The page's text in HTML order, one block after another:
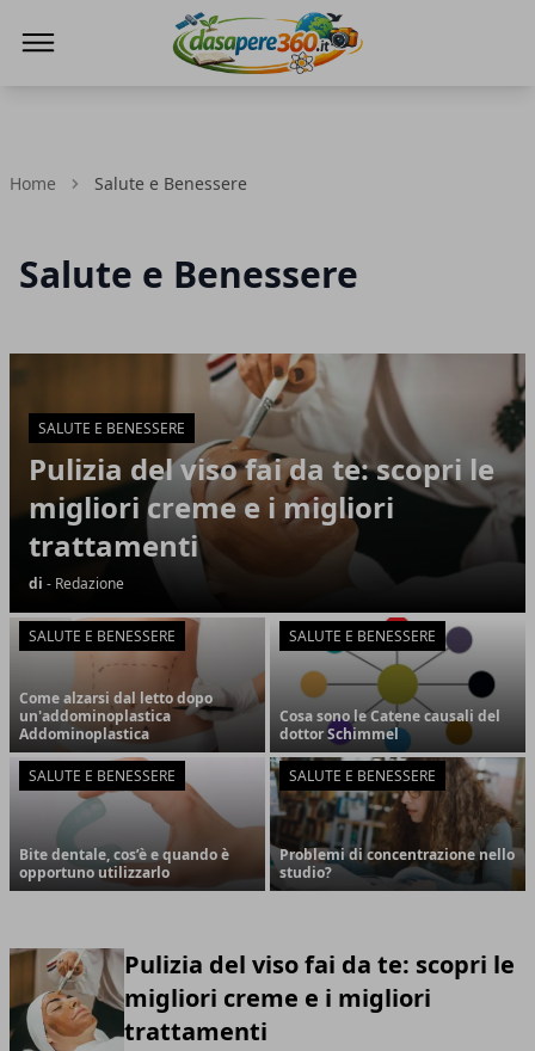
Home Salute e Benessere
Salute e Benessere
SALUTE E BENESSERE
Pulizia del viso fai da te: scopri le
migliori creme e i migliori
trattamenti
di - Redazione
SALUTE E BENESSERE
Come alzarsi dal letto dopo
un'addominoplastica
Addominoplastica
SALUTE E BENESSERE
Cosa sono le Catene causali del
dottor Schimmel
SALUTE E BENESSERE
Bite dentale, cos’è e quando è
opportuno utilizzarlo
SALUTE E BENESSERE
Problemi di concentrazione nello
studio?
Pulizia del viso fai da te: scopri le
migliori creme e i migliori
trattamenti